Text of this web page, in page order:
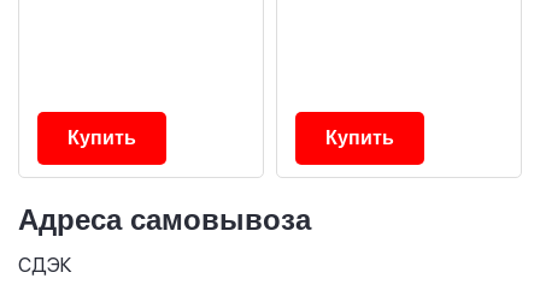
Купить Купить
Адреса самовывоза
СДЭК